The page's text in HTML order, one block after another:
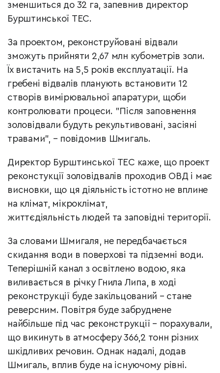
зменшиться до 32 га, запевнив директор
Бурштинської ТЕС.
За проектом, реконструйовані відвали
зможуть прийняти 2,67 млн кубометрів золи.
Їх вистачить на 5,5 років експлуатації. На
гребені відвалів планують встановити 12
створів вимірювальної апаратури, щоби
контролювати процеси. "Після заповнення
золовідвали будуть рекультивовані, засіяні
травами", – повідомив Шмигаль.
Директор Бурштинської ТЕС каже, що проект
реконстукції золовідвалів проходив ОВД і має
висновки, що ця діяльність істотно не вплине
на клімат, мікроклімат,
життєдіяльність людей та заповідні території.
За словами Шмигаля, не передбачається
скидання води в поверхові та підземні води.
Теперішній канал з освітлено водою, яка
виливається в річку Гнила Липа, в ході
реконструкції буде закільцований – стане
реверсним. Повітря буде забруднене
найбільше під час реконструкції – порахували,
що викинуть в атмосферу 366,2 тонн різних
шкідливих речовин. Однак надалі, додав
Шмигаль, вплив буде на існуючому рівні.